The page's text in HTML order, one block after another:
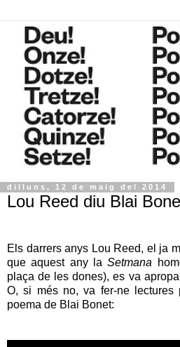
dilluns, 12 de maig del 2014
Lou Reed diu Blai
Els darrers anys Lou Reed, el ja
que aquest any la Setmana
plaça de les dones), es va
O, si més no, va fer-ne lectures
poema de Blai Bonet: